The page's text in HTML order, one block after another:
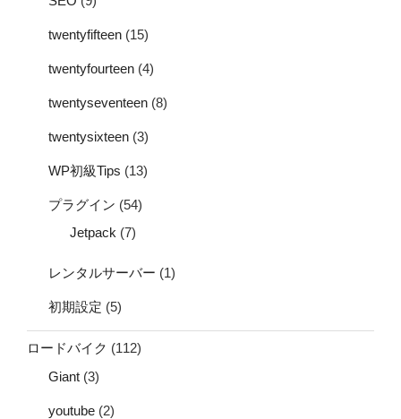
twentyfifteen (15)
twentyfourteen (4)
twentyseventeen (8)
twentysixteen (3)
WP初級Tips (13)
プラグイン (54)
Jetpack (7)
レンタルサーバー (1)
初期設定 (5)
ロードバイク (112)
Giant (3)
youtube (2)